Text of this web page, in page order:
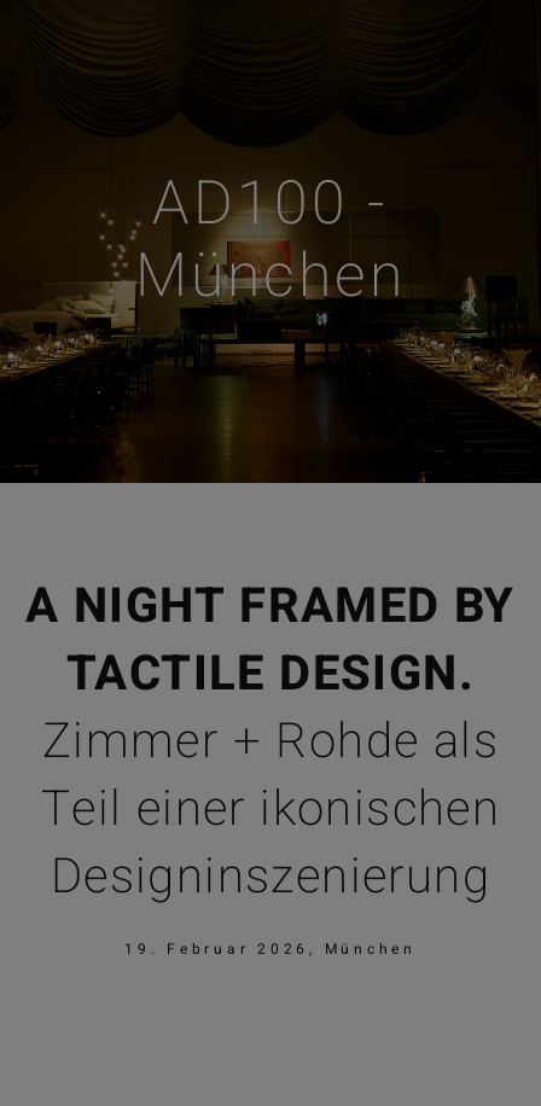
AD100 -
München
A NIGHT FRAMED BY
TACTILE DESIGN.
Zimmer + Rohde als
Teil einer ikonischen
Designinszenierung
19. Februar 2026, München